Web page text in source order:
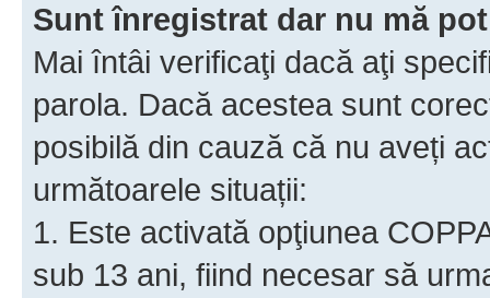
Sunt înregistrat dar nu mă
Mai întâi verificaţi dacă aţi
parola. Dacă acestea sunt
posibilă din cauză că nu aveți
următoarele situații:
1. Este activată opţiunea
sub 13 ani, fiind necesar să